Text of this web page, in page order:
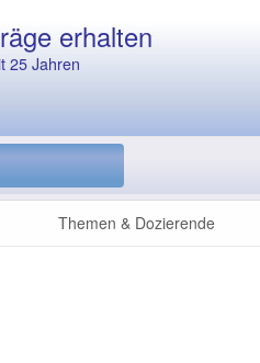
erhalten
25 Jahren
Themen & Dozierende